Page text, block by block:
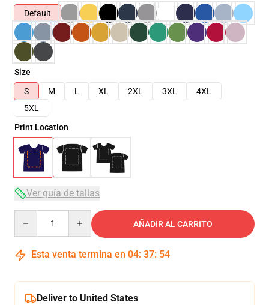
Default
Size
S
M L XL 2XL 3XL
4XL
5XL
Print Location
Ver guía de tallas
AÑADIR AL CARRITO
Esta venta termina en 04: 37: 53
Deliver to United States